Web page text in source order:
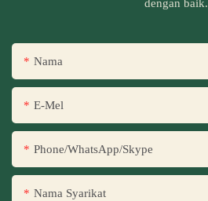
Nama
E-Mel
Phone/WhatsApp/Skype
Nama Syarikat